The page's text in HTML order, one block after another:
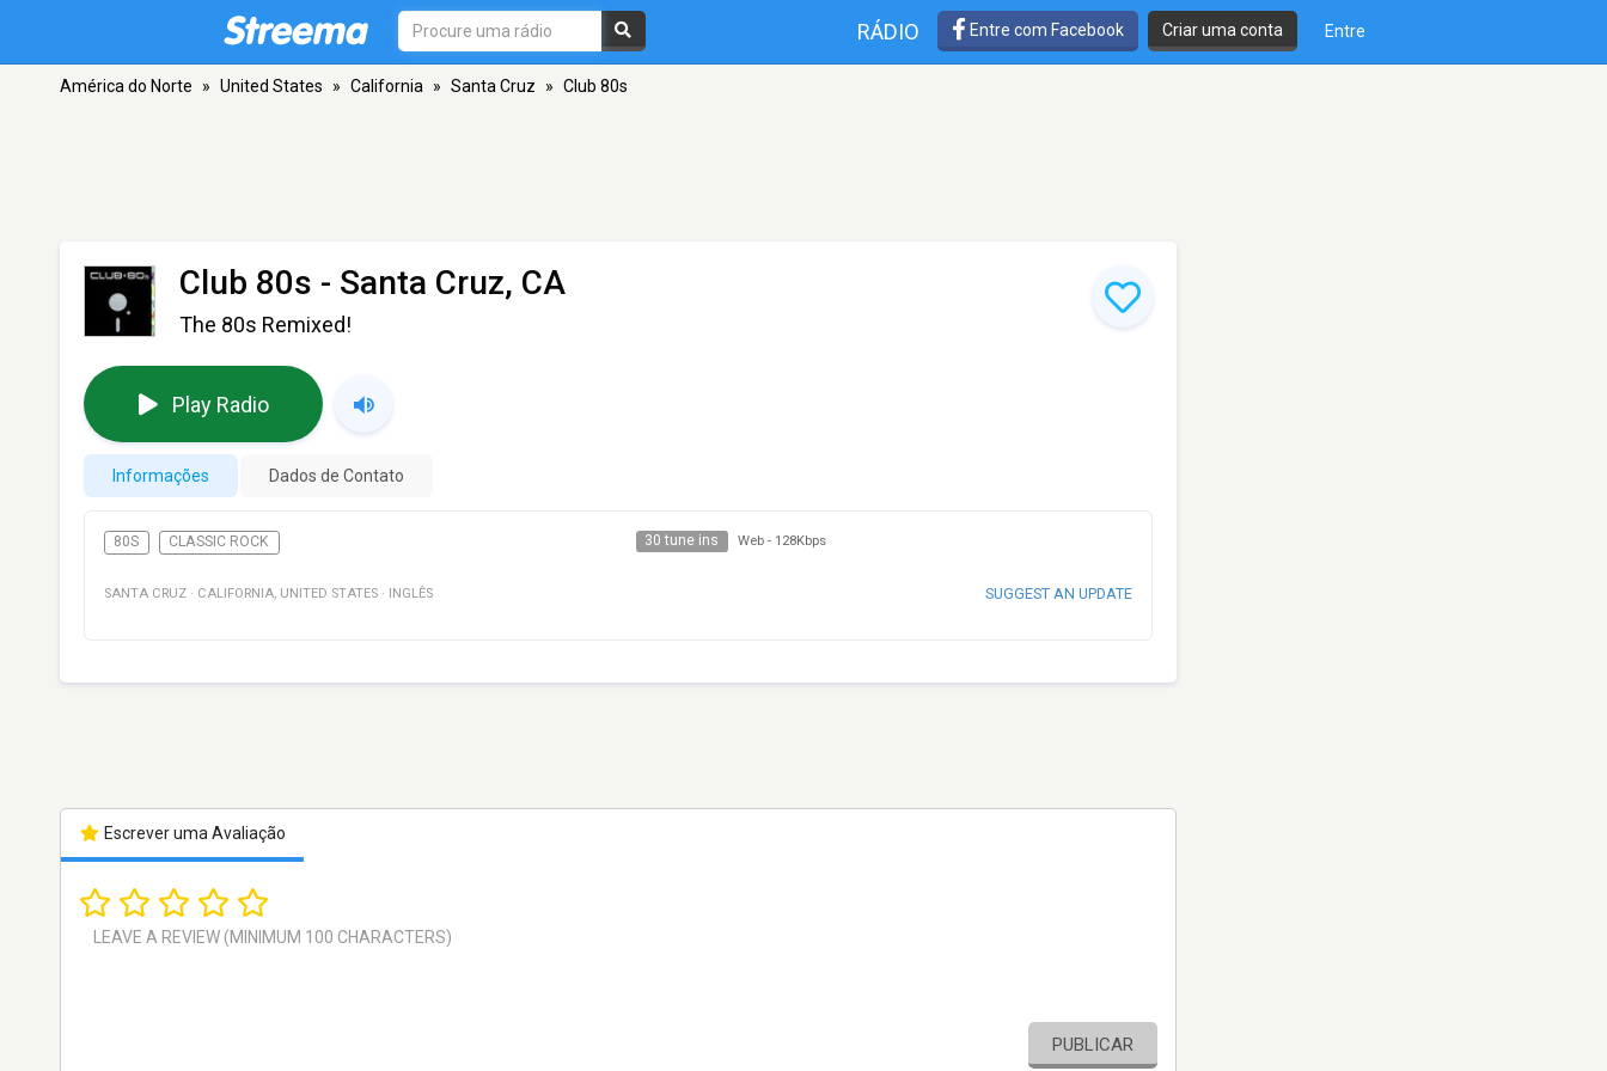
RÁDIO Entre com Facebook Criar uma conta Entre
América do Norte » United States » California » Santa Cruz » Club 80s
Club 80s - Santa Cruz, CA
The 80s Remixed!
Play Radio
Informações Dados de Contato
80S CLASSIC ROCK 30 tune ins Web - 128Kbps
SANTA CRUZ · CALIFORNIA, UNITED STATES · INGLÊS SUGGEST AN UPDATE
Escrever uma Avaliação
PUBLICAR